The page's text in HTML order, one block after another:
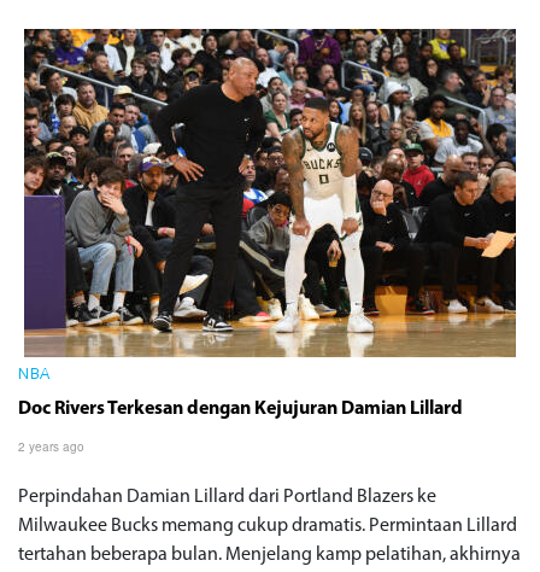
NBA
Doc Rivers Terkesan dengan Kejujuran Damian Lillard
2 years ago
Perpindahan Damian Lillard dari Portland Blazers ke
Milwaukee Bucks memang cukup dramatis. Permintaan Lillard
tertahan beberapa bulan. Menjelang kamp pelatihan, akhirnya